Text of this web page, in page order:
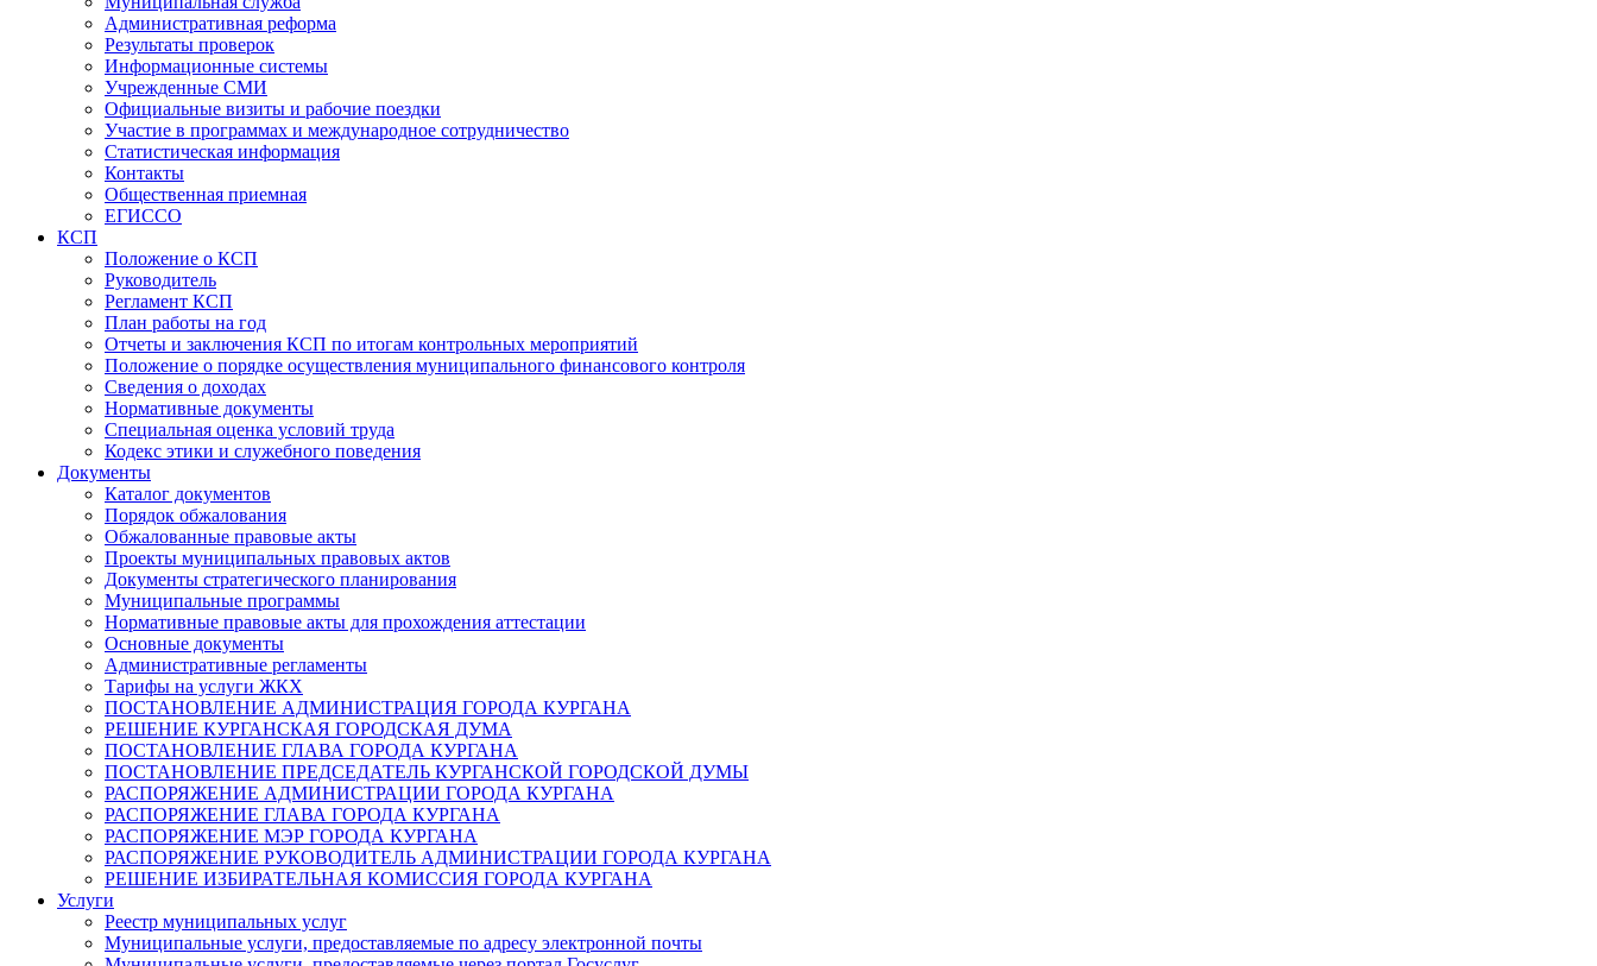
Административная реформа
Результаты проверок
Информационные системы
Учрежденные СМИ
Официальные визиты и рабочие поездки
Участие в программах и международное сотрудничество
Статистическая информация
Контакты
Общественная приемная
ЕГИССО
КСП
Положение о КСП
Руководитель
Регламент КСП
План работы на год
Отчеты и заключения КСП по итогам контрольных мероприятий
Положение о порядке осуществления муниципального финансового контроля
Сведения о доходах
Нормативные документы
Специальная оценка условий труда
Кодекс этики и служебного поведения
Документы
Каталог документов
Порядок обжалования
Обжалованные правовые акты
Проекты муниципальных правовых актов
Документы стратегического планирования
Муниципальные программы
Нормативные правовые акты для прохождения аттестации
Основные документы
Административные регламенты
Тарифы на услуги ЖКХ
ПОСТАНОВЛЕНИЕ АДМИНИСТРАЦИЯ ГОРОДА КУРГАНА
РЕШЕНИЕ КУРГАНСКАЯ ГОРОДСКАЯ ДУМА
ПОСТАНОВЛЕНИЕ ГЛАВА ГОРОДА КУРГАНА
ПОСТАНОВЛЕНИЕ ПРЕДСЕДАТЕЛЬ КУРГАНСКОЙ ГОРОДСКОЙ ДУМЫ
РАСПОРЯЖЕНИЕ АДМИНИСТРАЦИИ ГОРОДА КУРГАНА
РАСПОРЯЖЕНИЕ ГЛАВА ГОРОДА КУРГАНА
РАСПОРЯЖЕНИЕ МЭР ГОРОДА КУРГАНА
РАСПОРЯЖЕНИЕ РУКОВОДИТЕЛЬ АДМИНИСТРАЦИИ ГОРОДА КУРГАНА
РЕШЕНИЕ ИЗБИРАТЕЛЬНАЯ КОМИССИЯ ГОРОДА КУРГАНА
Услуги
Реестр муниципальных услуг
Муниципальные услуги, предоставляемые по адресу электронной почты